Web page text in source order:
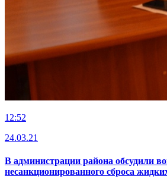
12:52
24.03.21
В администрации района обсудили
несанкционированного сброса